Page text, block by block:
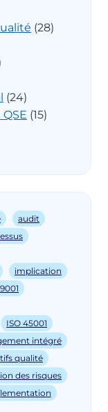
(28)
(24)
(15)
audit
implication
ISO 45001
intégré
qualité
des risques